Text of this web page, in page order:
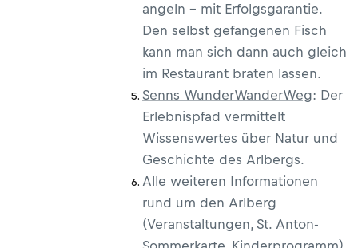
angeln – mit Erfolgsgarantie.
Den selbst gefangenen Fisch
kann man sich dann auch gleich
im Restaurant braten lassen.
Senns WunderWanderWeg: Der
Erlebnispfad vermittelt
Wissenswertes über Natur und
Geschichte des Arlbergs.
Alle weiteren Informationen
rund um den Arlberg
(Veranstaltungen, St. Anton-